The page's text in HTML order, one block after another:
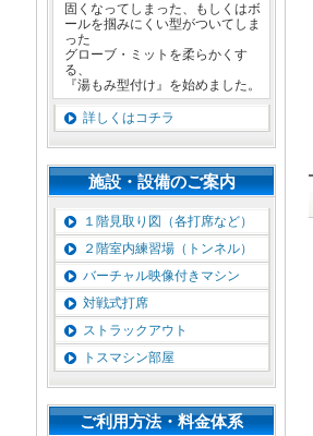
固くなってしまった、もしくはボ
ールを掴みにくい型がついてしま
った
グローブ・ミットを柔らかくす
る、
『湯もみ型付け』を始めました。
詳しくはコチラ
施設・設備のご案内
１階見取り図（各打席など）
２階室内練習場（トンネル）
バーチャル映像付きマシン
対戦式打席
ストラックアウト
トスマシン部屋
ご利用方法・料金体系